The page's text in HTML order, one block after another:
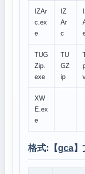
IZAr
c.ex
e
IZ
Ar
c
TUG
Zip.
exe
TU
GZ
ip
XW
E.ex
e
格式:【gca】